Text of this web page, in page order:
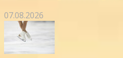
07.08.2026